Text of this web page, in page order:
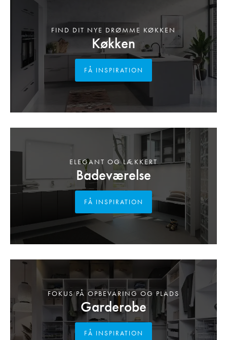
Køkken
FIND DIT NYE DRØMME KØKKEN
FÅ INSPIRATION
Badeværelse
ELEGANT OG LÆKKERT
FÅ INSPIRATION
Garderobe
FOKUS PÅ OPBEVARING OG PLADS
FÅ INSPIRATION